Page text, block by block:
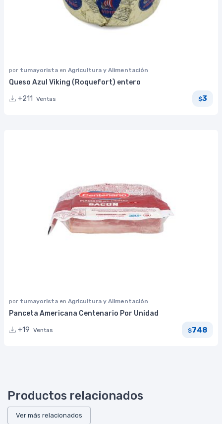
por tumayorista en Agricultura y Alimentación
Queso Azul Viking (Roquefort) entero
+211
Ventas $3
por tumayorista en Agricultura y Alimentación
Panceta Americana Centenario Por Unidad
+19 Ventas $748
Productos relacionados
Ver más relacionados